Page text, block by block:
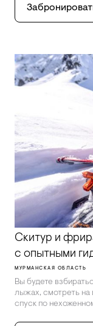
Скитур и
с опытными
МУРМАНСКАЯ ОБЛАСТЬ
Вы будете
лыжах, смотреть на
спуск по